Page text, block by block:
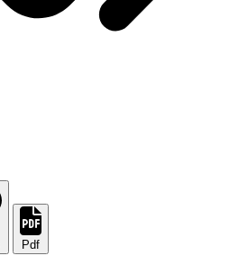
Pdf